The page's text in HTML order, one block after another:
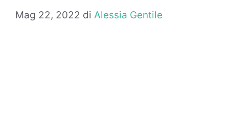
Mag 22, 2022 di Alessia Gentile